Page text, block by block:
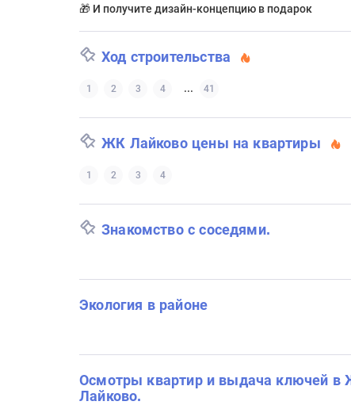
🎁 И получите дизайн-концепцию в подарок
Ход строительства
1 2 3 4 ... 41
ЖК Лайково цены на квартиры
1 2 3 4
Знакомство с соседями.
Экология в районе
Осмотры квартир и выдача ключей в
Лайково.